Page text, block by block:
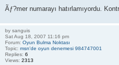
Ãƒ?mer numarayı hatırlamıyordu.
by sanguis
Sat Aug 18, 2007 11:16 pm
Forum: Oyun Bulma Noktası
Topic: msn'de oyun denemesi 984747001
Replies: 6
Views: 2313